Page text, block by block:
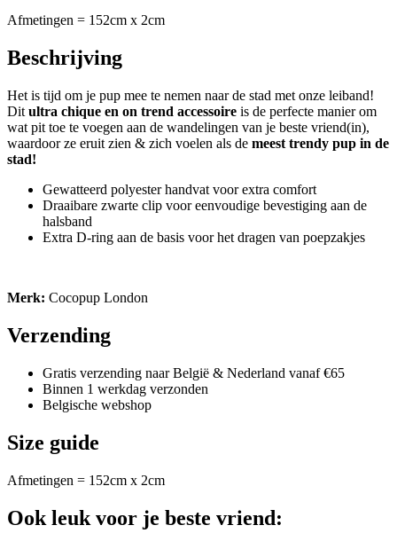
Afmetingen = 152cm x 2cm
Beschrijving
Het is tijd om je pup mee te nemen naar de stad met onze leiband!
Dit ultra chique en on trend accessoire is de perfecte manier om
wat pit toe te voegen aan de wandelingen van je beste vriend(in),
waardoor ze eruit zien & zich voelen als de meest trendy pup in de
stad!
Gewatteerd polyester handvat voor extra comfort
Draaibare zwarte clip voor eenvoudige bevestiging aan de
halsband
Extra D-ring aan de basis voor het dragen van poepzakjes
Merk: Cocopup London
Verzending
Gratis verzending naar België & Nederland vanaf €65
Binnen 1 werkdag verzonden
Belgische webshop
Size guide
Afmetingen = 152cm x 2cm
Ook leuk voor je beste vriend: